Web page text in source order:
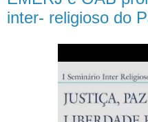
inter- religioso do